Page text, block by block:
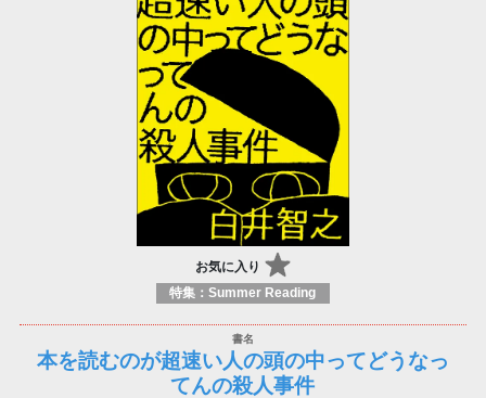
お気に入り
特集：Summer Reading
本を読むのが超速い人の頭の中ってどうなっ
てんの殺人事件